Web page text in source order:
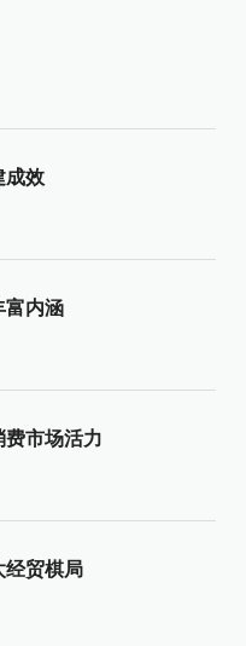
成效
富内涵
费市场活力
经贸棋局